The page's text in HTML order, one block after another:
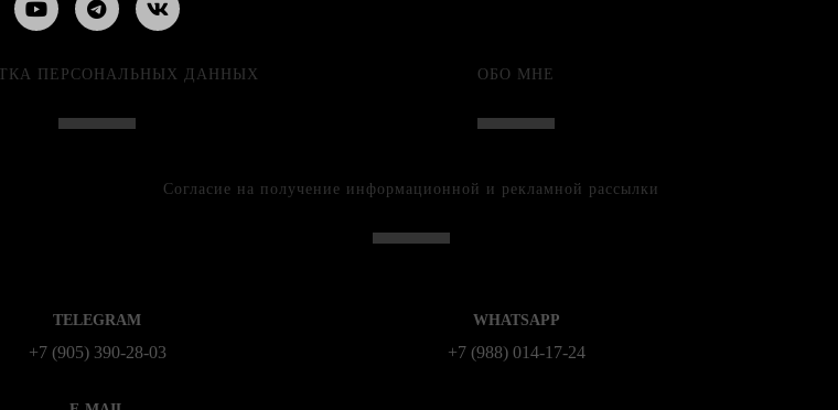
ПЕРСОНАЛЬНЫХ ДАННЫХ ОБО МНЕ
Согласие на получение информационной и рекламной рассылки
TELEGRAM
+7 (905) 390-28-03
WHATSAPP
+7 (988) 014‑17‑24